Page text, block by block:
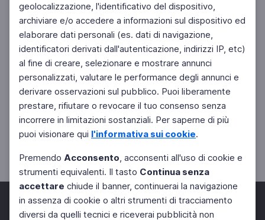
geolocalizzazione, l'identificativo del dispositivo,
archiviare e/o accedere a informazioni sul dispositivo ed
elaborare dati personali (es. dati di navigazione,
identificatori derivati dall'autenticazione, indirizzi IP, etc)
al fine di creare, selezionare e mostrare annunci
personalizzati, valutare le performance degli annunci e
derivare osservazioni sul pubblico. Puoi liberamente
prestare, rifiutare o revocare il tuo consenso senza
incorrere in limitazioni sostanziali. Per saperne di più
puoi visionare qui l'informativa sui cookie.
Premendo Acconsento, acconsenti all'uso di cookie e
strumenti equivalenti. Il tasto Continua senza
accettare chiude il banner, continuerai la navigazione
in assenza di cookie o altri strumenti di tracciamento
diversi da quelli tecnici e riceverai pubblicità non